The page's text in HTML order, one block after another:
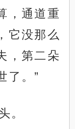
，通道重
它没那么
，第二朵
了。”
。